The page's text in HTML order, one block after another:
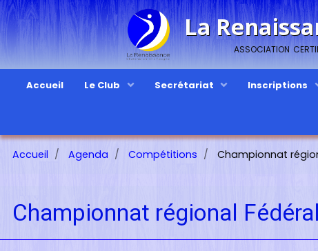
La
association
Accueil Le Club Secrétariat Inscriptions
Accueil Agenda Compétitions Championnat
Championnat régional